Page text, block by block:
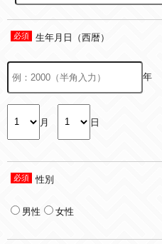
生年月日（西暦）
年
月 日
性別
男性 女性